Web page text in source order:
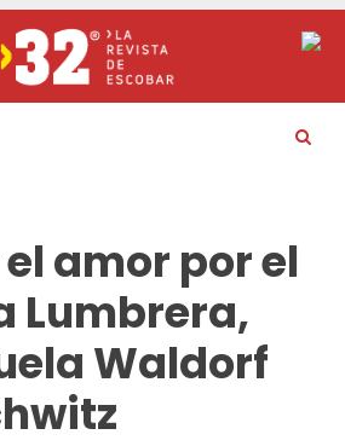
amor por el
Lumbrera,
Waldorf